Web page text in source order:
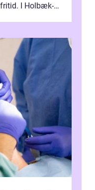
I Holbæk-